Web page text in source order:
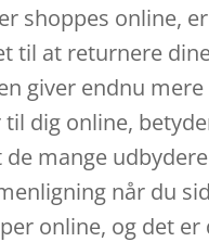
shoppes online,
til at returnere
giver endnu
dig online,
mange
når du
online, og det